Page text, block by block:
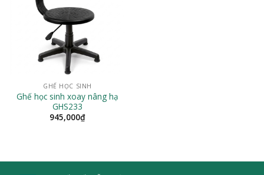
GHẾ HỌC SINH
Ghế học sinh xoay nâng hạ
GHS233
945,000₫